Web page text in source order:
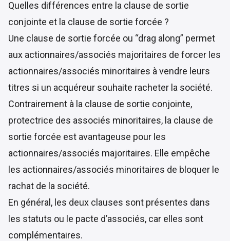
Quelles différences entre la clause de sortie
conjointe et la clause de sortie forcée ?
Une clause de sortie forcée ou “drag along” permet
aux actionnaires/associés majoritaires de forcer les
actionnaires/associés minoritaires à vendre leurs
titres si un acquéreur souhaite racheter la société.
Contrairement à la clause de sortie conjointe,
protectrice des associés minoritaires, la clause de
sortie forcée est avantageuse pour les
actionnaires/associés majoritaires. Elle empêche
les actionnaires/associés minoritaires de bloquer le
rachat de la société.
En général, les deux clauses sont présentes dans
les statuts ou le pacte d’associés, car elles sont
complémentaires.